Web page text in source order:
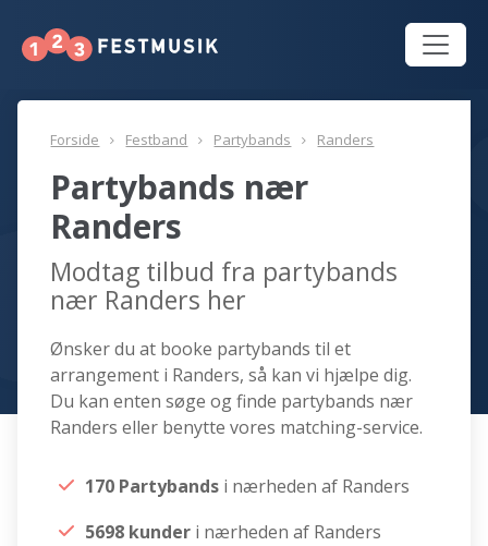
Forside Festband Partybands Randers
Partybands nær
Randers
Modtag tilbud fra partybands
nær Randers her
Ønsker du at booke partybands til et
arrangement i Randers, så kan vi hjælpe dig.
Du kan enten søge og finde partybands nær
Randers eller benytte vores matching-service.
170 Partybands i nærheden af Randers
5698 kunder i nærheden af Randers